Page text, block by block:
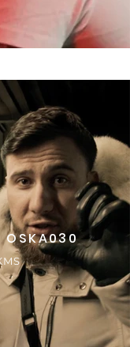
OSKA030